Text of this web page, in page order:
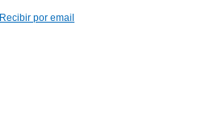
Recibir por email